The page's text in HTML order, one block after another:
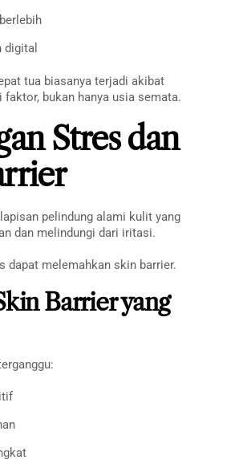
digital
tua biasanya terjadi akibat
faktor, bukan hanya usia semata.
Stres dan
pelindung alami kulit yang
dan melindungi dari iritasi.
dapat melemahkan skin barrier.
Barrier yang